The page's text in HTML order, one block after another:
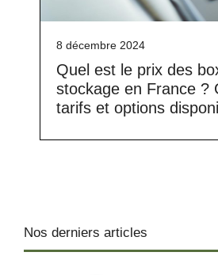
8 décembre 2024
Quel est le prix des
stockage en France ?
tarifs et options
Nos derniers articles